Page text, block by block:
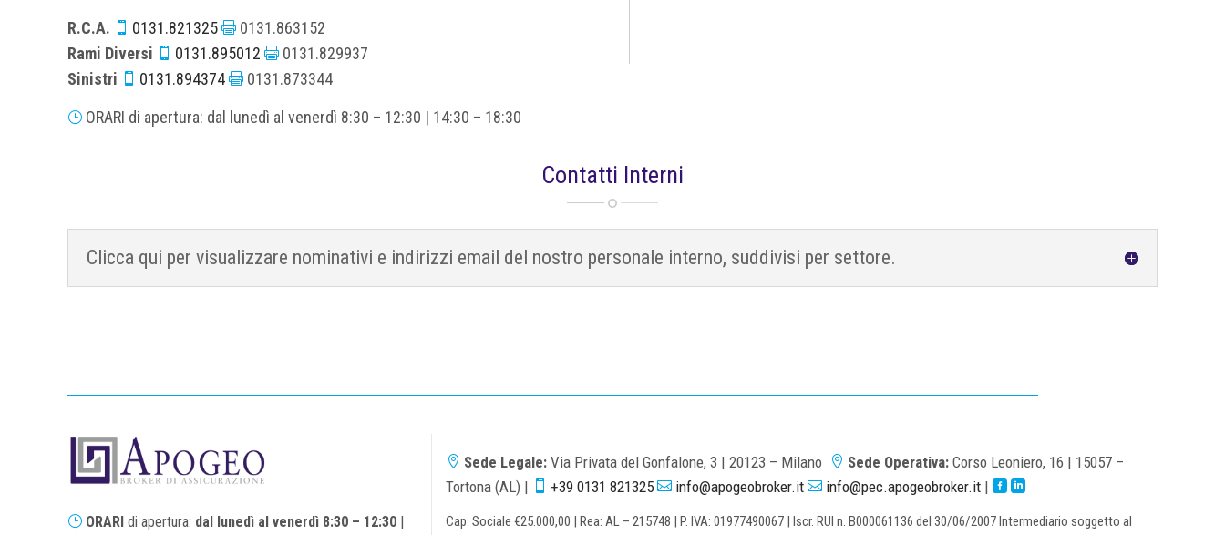
R.C.A.
 0131.821325 0131.863152
Rami Diversi
 0131.895012 0131.829937
Sinistri
 0131.894374 0131.873344
}ORARI di apertura: dal lunedì al venerdì 8:30 – 12:30 | 14:30 – 18:30
Contatti Interni
Clicca qui per visualizzare nominativi e indirizzi email del nostro personale interno, suddivisi per settore.
} ORARI di apertura: dal lunedì al venerdì 8:30 – 12:30|
 Sede Legale:Via Privata del Gonfalone, 3 | 20123 – Milano  Sede Operativa:Corso Leoniero, 16 | 15057 –
Tortona (AL) |
 +39 0131 821325  info@apogeobroker.it  info@pec.apogeobroker.it|  
Cap. Sociale €25.000,00 | Rea: AL – 215748 | P. IVA: 01977490067 | Iscr. RUI n. B000061136 del 30/06/2007 Intermediario soggetto al